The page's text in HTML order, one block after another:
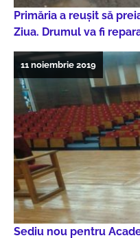
Primăria a reușit să
Ziua. Drumul va fi
Sediu nou pentru
11 noiembrie 2019